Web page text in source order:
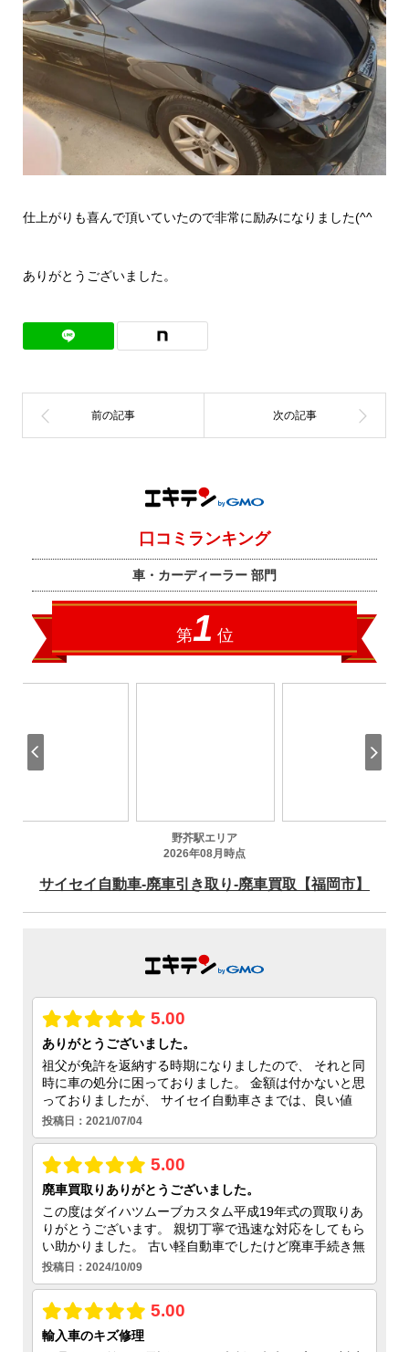
仕上がりも喜んで頂いていたので非常に励みになりました(^^
ありがとうございました。